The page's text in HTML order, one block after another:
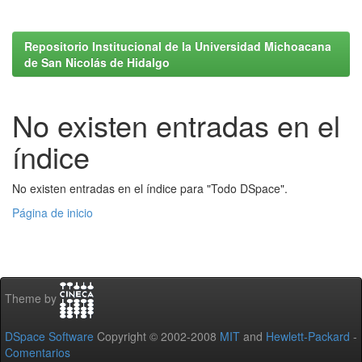
Repositorio Institucional de la Universidad Michoacana
de San Nicolás de Hidalgo
No existen entradas en el
índice
No existen entradas en el índice para "Todo DSpace".
Página de inicio
Theme by
DSpace Software Copyright © 2002-2008 MIT and Hewlett-Packard -
Comentarios